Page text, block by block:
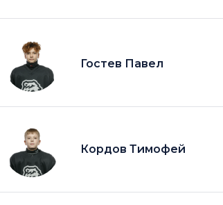
Гостев Павел
Кордов Тимофей